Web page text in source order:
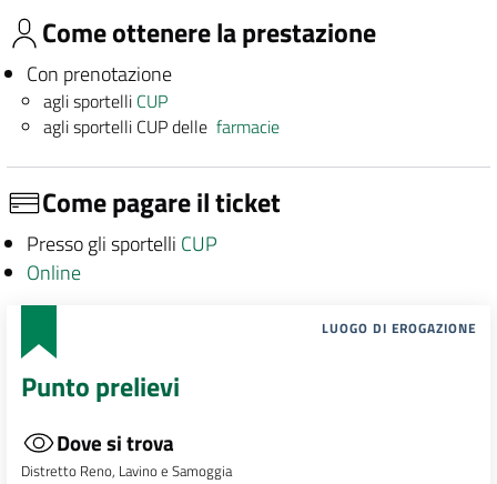
Come ottenere la prestazione
Con prenotazione
agli sportelli CUP
agli sportelli CUP dellefarmacie
Come pagare il ticket
Presso gli sportelli CUP
Online
LUOGO DI EROGAZIONE
Punto prelievi
Dove si trova
Distretto Reno, Lavino e Samoggia